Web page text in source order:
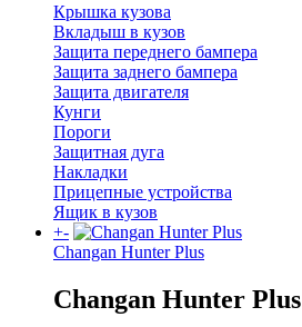
Крышка кузова
Вкладыш в кузов
Защита переднего бампера
Защита заднего бампера
Защита двигателя
Кунги
Пороги
Защитная дуга
Накладки
Прицепные устройства
Ящик в кузов
+-
Changan Hunter Plus
Changan Hunter Plus